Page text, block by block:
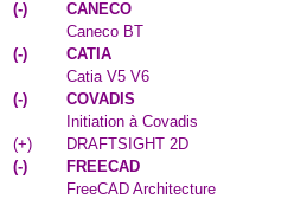
(-)
CANECO
Caneco BT
(-)
CATIA
Catia V5 V6
(-)
COVADIS
Initiation à Covadis
(+)
DRAFTSIGHT 2D
(-)
FREECAD
FreeCAD Architecture